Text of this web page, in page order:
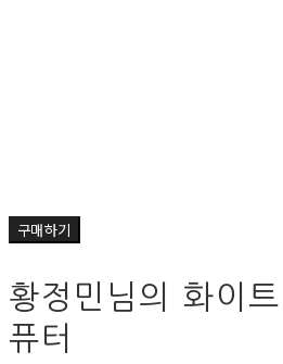
구매하기
황정민님의 화이
퓨터